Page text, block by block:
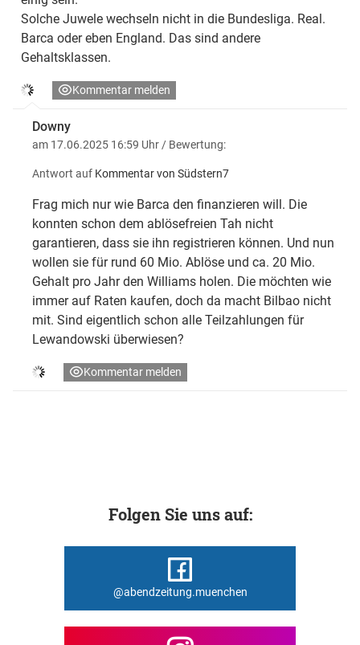
Solche Juwele wechseln nicht in die Bundesliga. Real.
Barca oder eben England. Das sind andere
Gehaltsklassen.
Kommentar melden
Downy
am 17.06.2025 16:59 Uhr / Bewertung:
Antwort auf Kommentar von Südstern7
Frag mich nur wie Barca den finanzieren will. Die
konnten schon dem ablösefreien Tah nicht
garantieren, dass sie ihn registrieren können. Und nun
wollen sie für rund 60 Mio. Ablöse und ca. 20 Mio.
Gehalt pro Jahr den Williams holen. Die möchten wie
immer auf Raten kaufen, doch da macht Bilbao nicht
mit. Sind eigentlich schon alle Teilzahlungen für
Lewandowski überwiesen?
Kommentar melden
Folgen Sie uns auf:
@abendzeitung.muenchen